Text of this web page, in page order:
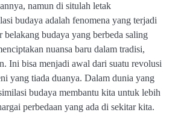
namun di situlah letak
budaya adalah fenomena yang terjadi
belakang budaya yang berbeda saling
nuansa baru dalam tradisi,
Ini bisa menjadi awal dari suatu revolusi
yang tiada duanya. Dalam dunia yang
budaya membantu kita untuk lebih
perbedaan yang ada di sekitar kita.